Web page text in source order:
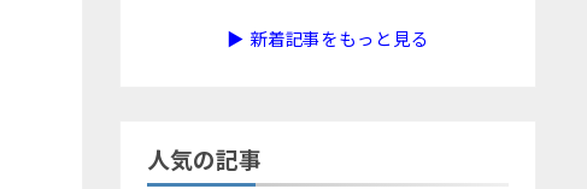
▶ 新着記事をもっと見る
人気の記事